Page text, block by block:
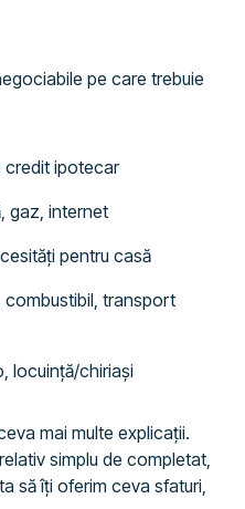
pe care trebuie
credit ipotecar
gaz, internet
pentru casă
combustibil, transport
locuință/chiriași
mai multe explicații.
simplu de completat,
să îți oferim ceva sfaturi,